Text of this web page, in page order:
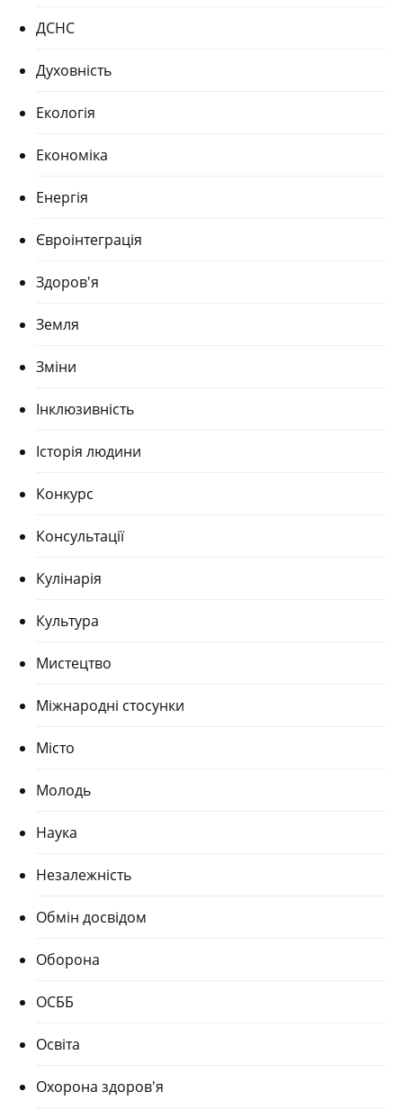
ДСНС
Духовність
Екологія
Економіка
Енергія
Євроінтеграція
Здоров'я
Земля
Зміни
Інклюзивність
Історія людини
Конкурс
Консультації
Кулінарія
Культура
Мистецтво
Міжнародні стосунки
Місто
Молодь
Наука
Незалежність
Обмін досвідом
Оборона
ОСББ
Освіта
Охорона здоров'я